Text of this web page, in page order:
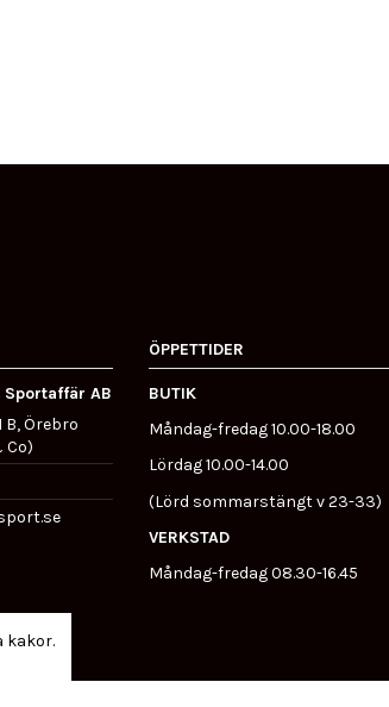
AB
B, Örebro
Co)
ÖPPETTIDER
BUTIK
Måndag-fredag 10.00-18.00
Lördag 10.00-14.00
(Lörd sommarstängt v 23-33)
VERKSTAD
Måndag-fredag 08.30-16.45
kakor.